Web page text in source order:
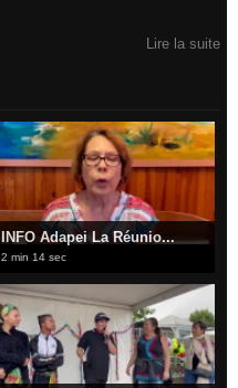
Lire la suite
INFO Adapei La Réunio...
2 min 14 sec